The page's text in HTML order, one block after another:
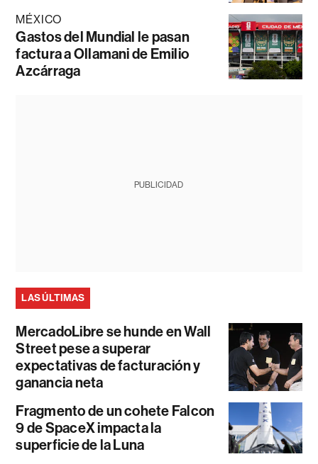
MÉXICO
Gastos del Mundial le pasan
factura a Ollamani de Emilio
Azcárraga
PUBLICIDAD
LAS ÚLTIMAS
MercadoLibre se hunde en Wall
Street pese a superar
expectativas de facturación y
ganancia neta
Fragmento de un cohete Falcon
9 de SpaceX impacta la
superficie de la Luna